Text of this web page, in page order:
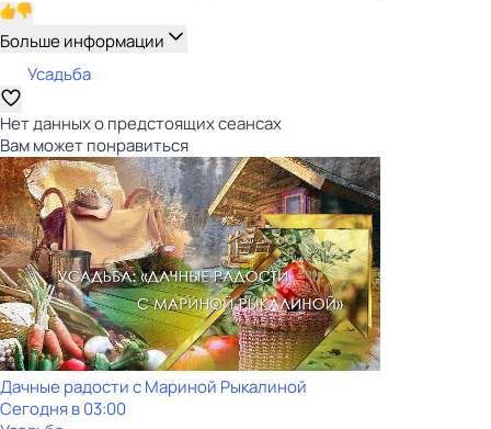
Больше информации
Усадьба
Нет данных о предстоящих сеансах
Вам может понравиться
Дачные радости с Мариной Рыкалиной
Сегодня в 03:00